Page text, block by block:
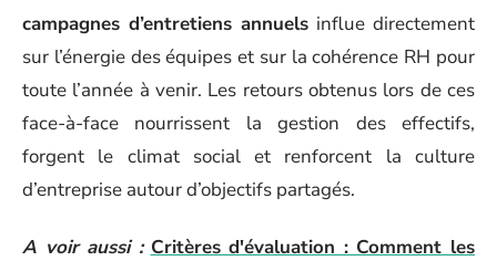
campagnes d’entretiens annuels influe directement
sur l’énergie des équipes et sur la cohérence RH pour
toute l’année à venir. Les retours obtenus lors de ces
face-à-face nourrissent la gestion des effectifs,
forgent le climat social et renforcent la culture
d’entreprise autour d’objectifs partagés.
A voir aussi : Critères d'évaluation : Comment les